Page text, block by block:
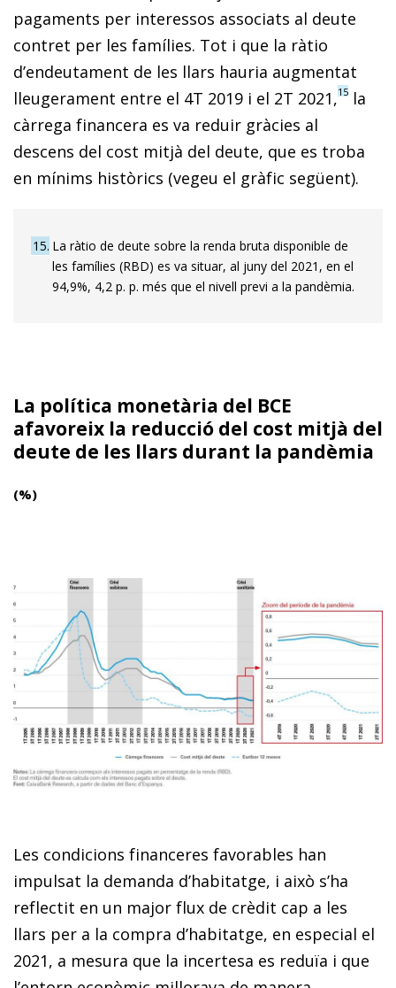
pagaments per interessos associats al deute
contret per les famílies. Tot i que la ràtio
d’endeutament de les llars hauria augmentat
lleugerament entre el 4T 2019 i el 2T 2021,15 la
càrrega financera es va reduir gràcies al
descens del cost mitjà del deute, que es troba
en mínims històrics (vegeu el gràfic següent).
15 La ràtio de deute sobre la renda bruta disponible de
les famílies (RBD) es va situar, al juny del 2021, en el
94,9%, 4,2 p. p. més que el nivell previ a la pandèmia.
La política monetària del BCE
afavoreix la reducció del cost mitjà del
deute de les llars durant la pandèmia
(%)
Les condicions financeres favorables han
impulsat la demanda d’habitatge, i això s’ha
reflectit en un major flux de crèdit cap a les
llars per a la compra d’habitatge, en especial el
2021, a mesura que la incertesa es reduïa i que